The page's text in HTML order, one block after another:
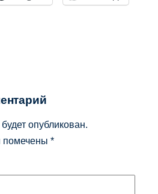
опубликован.
помечены *